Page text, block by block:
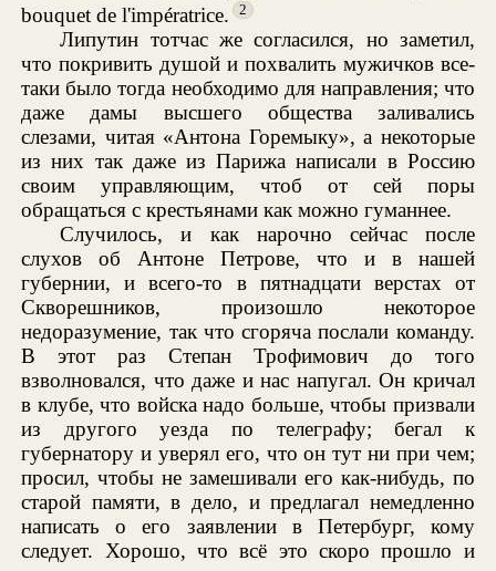
bouquet de l'impératrice.
2
Липутин тотчас же согласился, но заметил,
что покривить душой и похвалить мужичков все-
таки было тогда необходимо для направления; что
даже дамы высшего общества заливались
слезами, читая «Антона Горемыку», а некоторые
из них так даже из Парижа написали в Россию
своим управляющим, чтоб от сей поры
обращаться с крестьянами как можно гуманнее.
Случилось, и как нарочно сейчас после
слухов об Антоне Петрове, что и в нашей
губернии, и всего-то в пятнадцати верстах от
Скворешников, произошло некоторое
недоразумение, так что сгоряча послали команду.
В этот раз Степан Трофимович до того
взволновался, что даже и нас напугал. Он кричал
в клубе, что войска надо больше, чтобы призвали
из другого уезда по телеграфу; бегал к
губернатору и уверял его, что он тут ни при чем;
просил, чтобы не замешивали его как-нибудь, по
старой памяти, в дело, и предлагал немедленно
написать о его заявлении в Петербург, кому
следует. Хорошо, что всё это скоро прошло и